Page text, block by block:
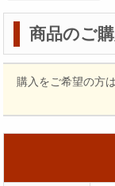
商品のご
購入をご希望の方